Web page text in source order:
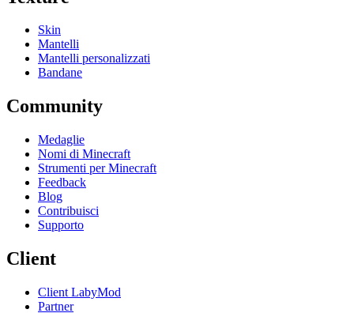
Skin
Mantelli
Mantelli personalizzati
Bandane
Community
Medaglie
Nomi di Minecraft
Strumenti per Minecraft
Feedback
Blog
Contribuisci
Supporto
Client
Client LabyMod
Partner